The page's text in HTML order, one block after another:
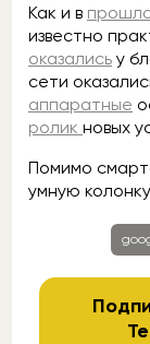
Как и в
известно
оказались у
сети
аппаратные
ролик новых
Помимо
умную колонку